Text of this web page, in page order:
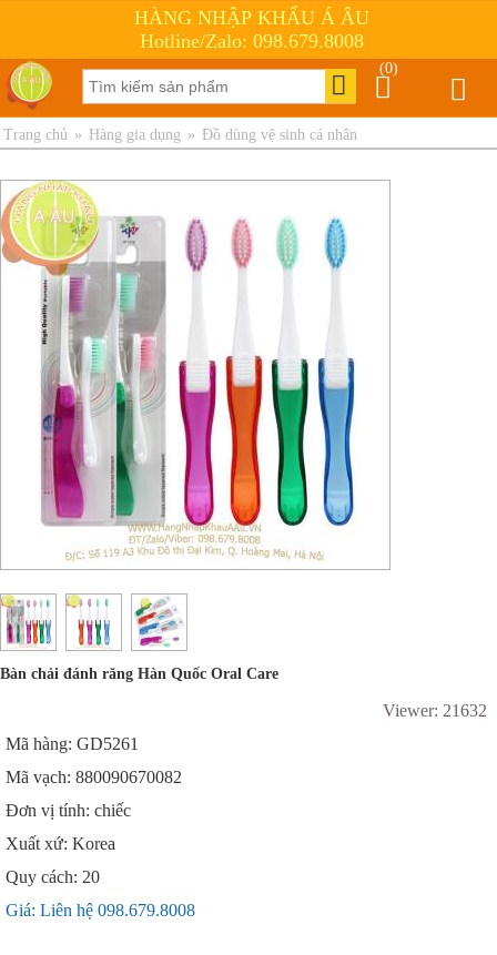
HÀNG NHẬP KHẨU Á ÂU
Hotline/Zalo: 098.679.8008
(0)
Trang chủ » Hàng gia dụng » Đồ dùng vệ sinh cá nhân
Bàn chải đánh răng Hàn Quốc Oral Care
Viewer: 21632
Mã hàng: GD5261
Mã vạch: 880090670082
Đơn vị tính: chiếc
Xuất xứ: Korea
Quy cách: 20
Giá: Liên hệ 098.679.8008